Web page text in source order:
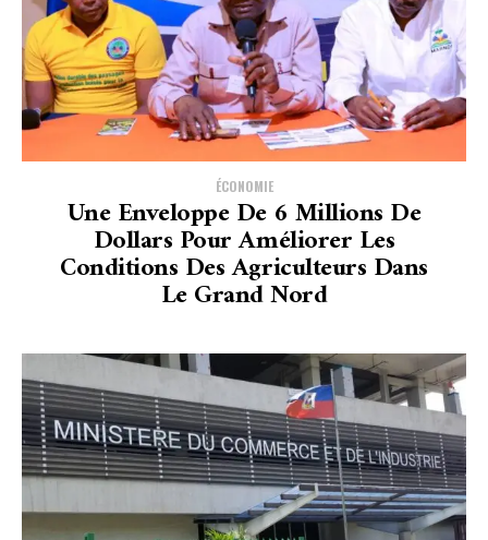
ÉCONOMIE
Une Enveloppe De 6 Millions De
Dollars Pour Améliorer Les
Conditions Des Agriculteurs Dans
Le Grand Nord